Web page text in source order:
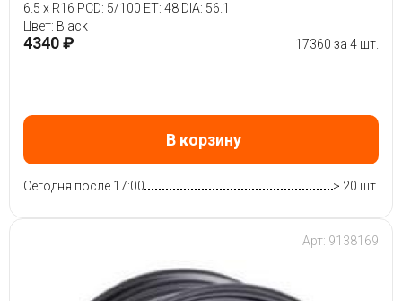
6.5 x R16 PCD: 5/100 ET: 48 DIA: 56.1
Цвет: Black
4340 ₽ 17360 за 4 шт.
В корзину
Сегодня после 17:00 > 20 шт.
Арт: 9138169